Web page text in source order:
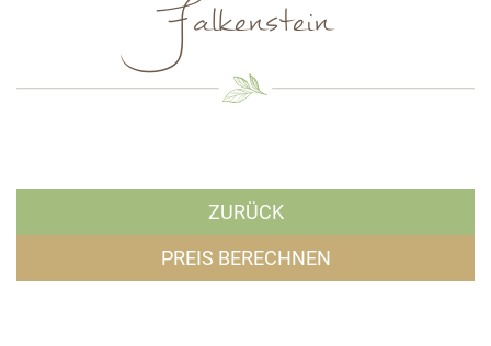
Falkenstein
ZURÜCK
PREIS BERECHNEN